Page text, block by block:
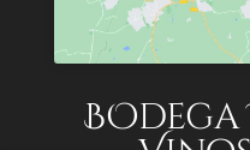
BOdega